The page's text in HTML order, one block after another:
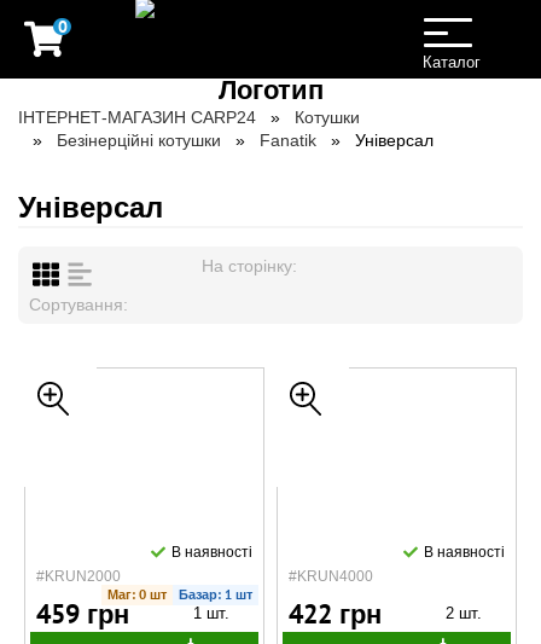
0
Toggle
navigation
Каталог
ІНТЕРНЕТ-МАГАЗИН CARP24
Котушки
Безінерційні котушки
Fanatik Універсал
Універсал
На сторінку:
Сортування:
#KRUN2000
В наявності
Маг: 0 шт Базар: 1 шт
459 грн 1 шт.
#KRUN4000
В наявності
422 грн 2 шт.